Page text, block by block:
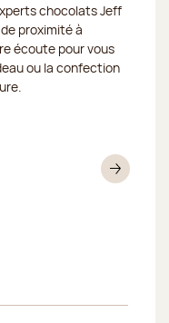
chocolats Jeff
proximité à
écoute pour vous
ou la confection